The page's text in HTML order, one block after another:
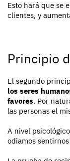
Esto hará que se
clientes, y
Principio
El segundo
los seres
favores. Por
las personas el
A nivel
odiamos